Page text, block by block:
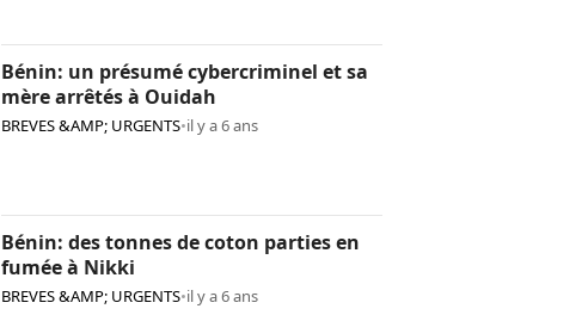
Bénin: un présumé cybercriminel et sa
mère arrêtés à Ouidah
BREVES &AMP; URGENTS•il y a 6 ans
Bénin: des tonnes de coton parties en
fumée à Nikki
BREVES &AMP; URGENTS•il y a 6 ans